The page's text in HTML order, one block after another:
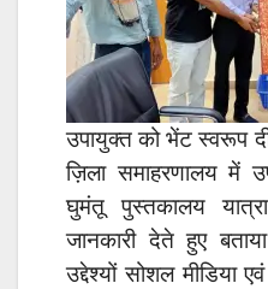
उपायुक्त को भेंट स्वरूप
ज़िला समाहरणालय में
घुमंतू पुस्तकालय
जानकारी देते हुए
उद्देश्यों सोशल मीडिया